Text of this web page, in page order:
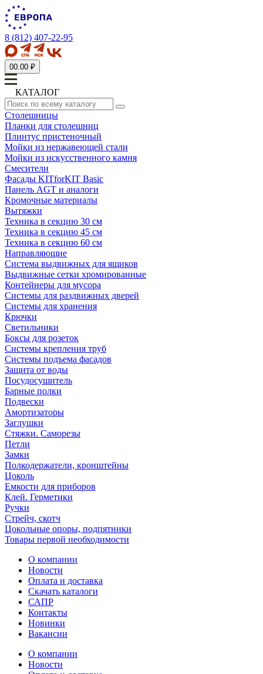
8 (812) 407-22-95
00.00 ₽
КАТАЛОГ
Столешницы
Планки для столешниц
Плинтус пристеночный
Мойки из нержавеющей стали
Мойки из искусственного камня
Смесители
Фасады KITforKIT Basic
Панель AGT и аналоги
Кромочные материалы
Вытяжки
Техника в секцию 30 см
Техника в секцию 45 см
Техника в секцию 60 см
Направляющие
Система выдвижных для ящиков
Выдвижные сетки хромированные
Контейнеры для мусора
Системы для раздвижных дверей
Системы для хранения
Крючки
Светильники
Боксы для розеток
Системы крепления труб
Системы подъема фасадов
Защита от воды
Посудосушитель
Барные полки
Подвески
Амортизаторы
Заглушки
Стяжки. Саморезы
Петли
Замки
Полкодержатели, кронштейны
Цоколь
Емкости для приборов
Клей. Герметики
Ручки
Стрейч, скотч
Цокольные опоры, подпятники
Товары первой необходимости
О компании
Новости
Оплата и доставка
Скачать каталоги
САПР
Контакты
Новинки
Вакансии
О компании
Новости